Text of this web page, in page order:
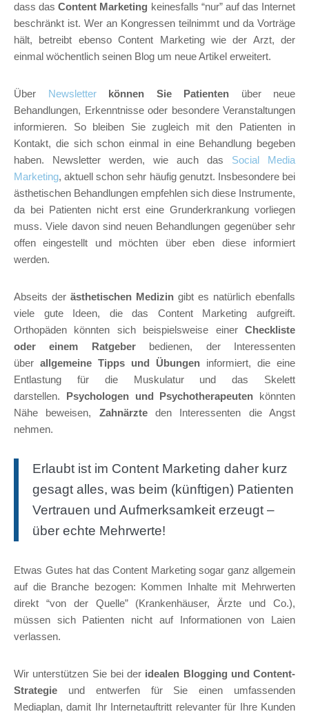
dass dasContent Marketing keinesfalls “nur” auf das Internet
beschränkt ist. Wer an Kongressen teilnimmt und da Vorträge
hält, betreibt ebenso Content Marketing wie der Arzt, der
einmal wöchentlich seinen Blog um neue Artikel erweitert.
Über Newsletterkönnen Sie Patienten über neue
Behandlungen, Erkenntnisse oder besondere Veranstaltungen
informieren. So bleiben Sie zugleich mit den Patienten in
Kontakt, die sich schon einmal in eine Behandlung begeben
haben. Newsletter werden, wie auch das Social Media
Marketing, aktuell schon sehr häufig genutzt. Insbesondere bei
ästhetischen Behandlungen empfehlen sich diese Instrumente,
da bei Patienten nicht erst eine Grunderkrankung vorliegen
muss. Viele davon sind neuen Behandlungen gegenüber sehr
offen eingestellt und möchten über eben diese informiert
werden.
Abseits der ästhetischen Medizin gibt es natürlich ebenfalls
viele gute Ideen, die das Content Marketing aufgreift.
Orthopäden könnten sich beispielsweise einer Checkliste
oder einem Ratgeberbedienen, der Interessenten
über allgemeine Tipps und Übungen informiert, die eine
Entlastung für die Muskulatur und das Skelett
darstellen. Psychologen und Psychotherapeuten könnten
Nähe beweisen, Zahnärzteden Interessenten die Angst
nehmen.
Erlaubt ist im Content Marketing daher kurz
gesagt alles, was beim (künftigen) Patienten
Vertrauen und Aufmerksamkeit erzeugt –
über echte Mehrwerte!
Etwas Gutes hat das Content Marketing sogar ganz allgemein
auf die Branche bezogen: Kommen Inhalte mit Mehrwerten
direkt “von der Quelle” (Krankenhäuser, Ärzte und Co.),
müssen sich Patienten nicht auf Informationen von Laien
verlassen.
Wir unterstützen Sie bei der idealen Blogging und Content-
Strategie und entwerfen für Sie einen umfassenden
Mediaplan, damit Ihr Internetauftritt relevanter für Ihre Kunden